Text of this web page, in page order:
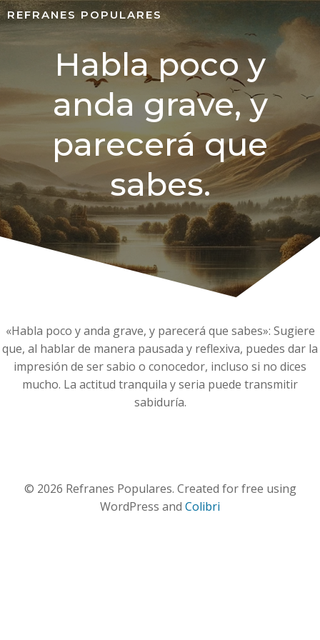
REFRANES POPULARES
Habla poco y
anda grave, y
parecerá que
sabes.
«Habla poco y anda grave, y parecerá que sabes»: Sugiere
que, al hablar de manera pausada y reflexiva, puedes dar la
impresión de ser sabio o conocedor, incluso si no dices
mucho. La actitud tranquila y seria puede transmitir
sabiduría.
© 2026 Refranes Populares. Created for free using
WordPress and Colibri